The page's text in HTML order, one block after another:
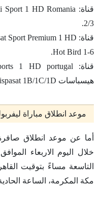
2/3.
Hot Bird 1-6.
هيسباسات Hispasat 1B/1C/1D.
موعد انطلاق مباراة
أما عن موعد انطلاق صافرة
التاسعة مساءً بتوقيت
مكة المكرمة، الساعة